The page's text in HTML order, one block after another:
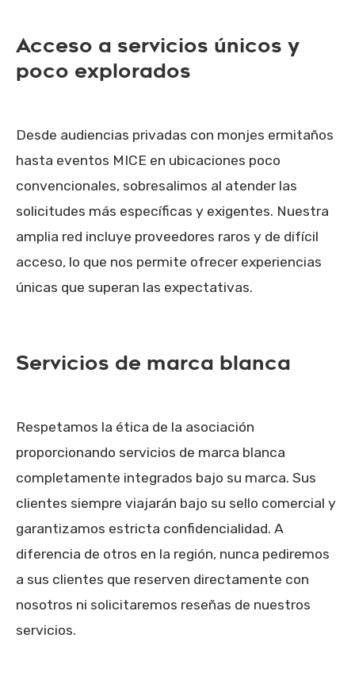
Acceso a servicios únicos y
poco explorados
Desde audiencias privadas con monjes ermitaños
hasta eventos MICE en ubicaciones poco
convencionales, sobresalimos al atender las
solicitudes más específicas y exigentes. Nuestra
amplia red incluye proveedores raros y de difícil
acceso, lo que nos permite ofrecer experiencias
únicas que superan las expectativas.
Servicios de marca blanca
Respetamos la ética de la asociación
proporcionando servicios de marca blanca
completamente integrados bajo su marca. Sus
clientes siempre viajarán bajo su sello comercial y
garantizamos estricta confidencialidad. A
diferencia de otros en la región, nunca pediremos
a sus clientes que reserven directamente con
nosotros ni solicitaremos reseñas de nuestros
servicios.